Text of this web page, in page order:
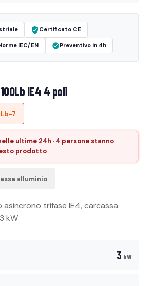
Certificato CE
IEC/EN Preventivo in 4h
IE4 4 poli
7
ultime 24h · 4 persone stanno
prodotto
alluminio
trifase IE4, carcassa
kW
3 kW